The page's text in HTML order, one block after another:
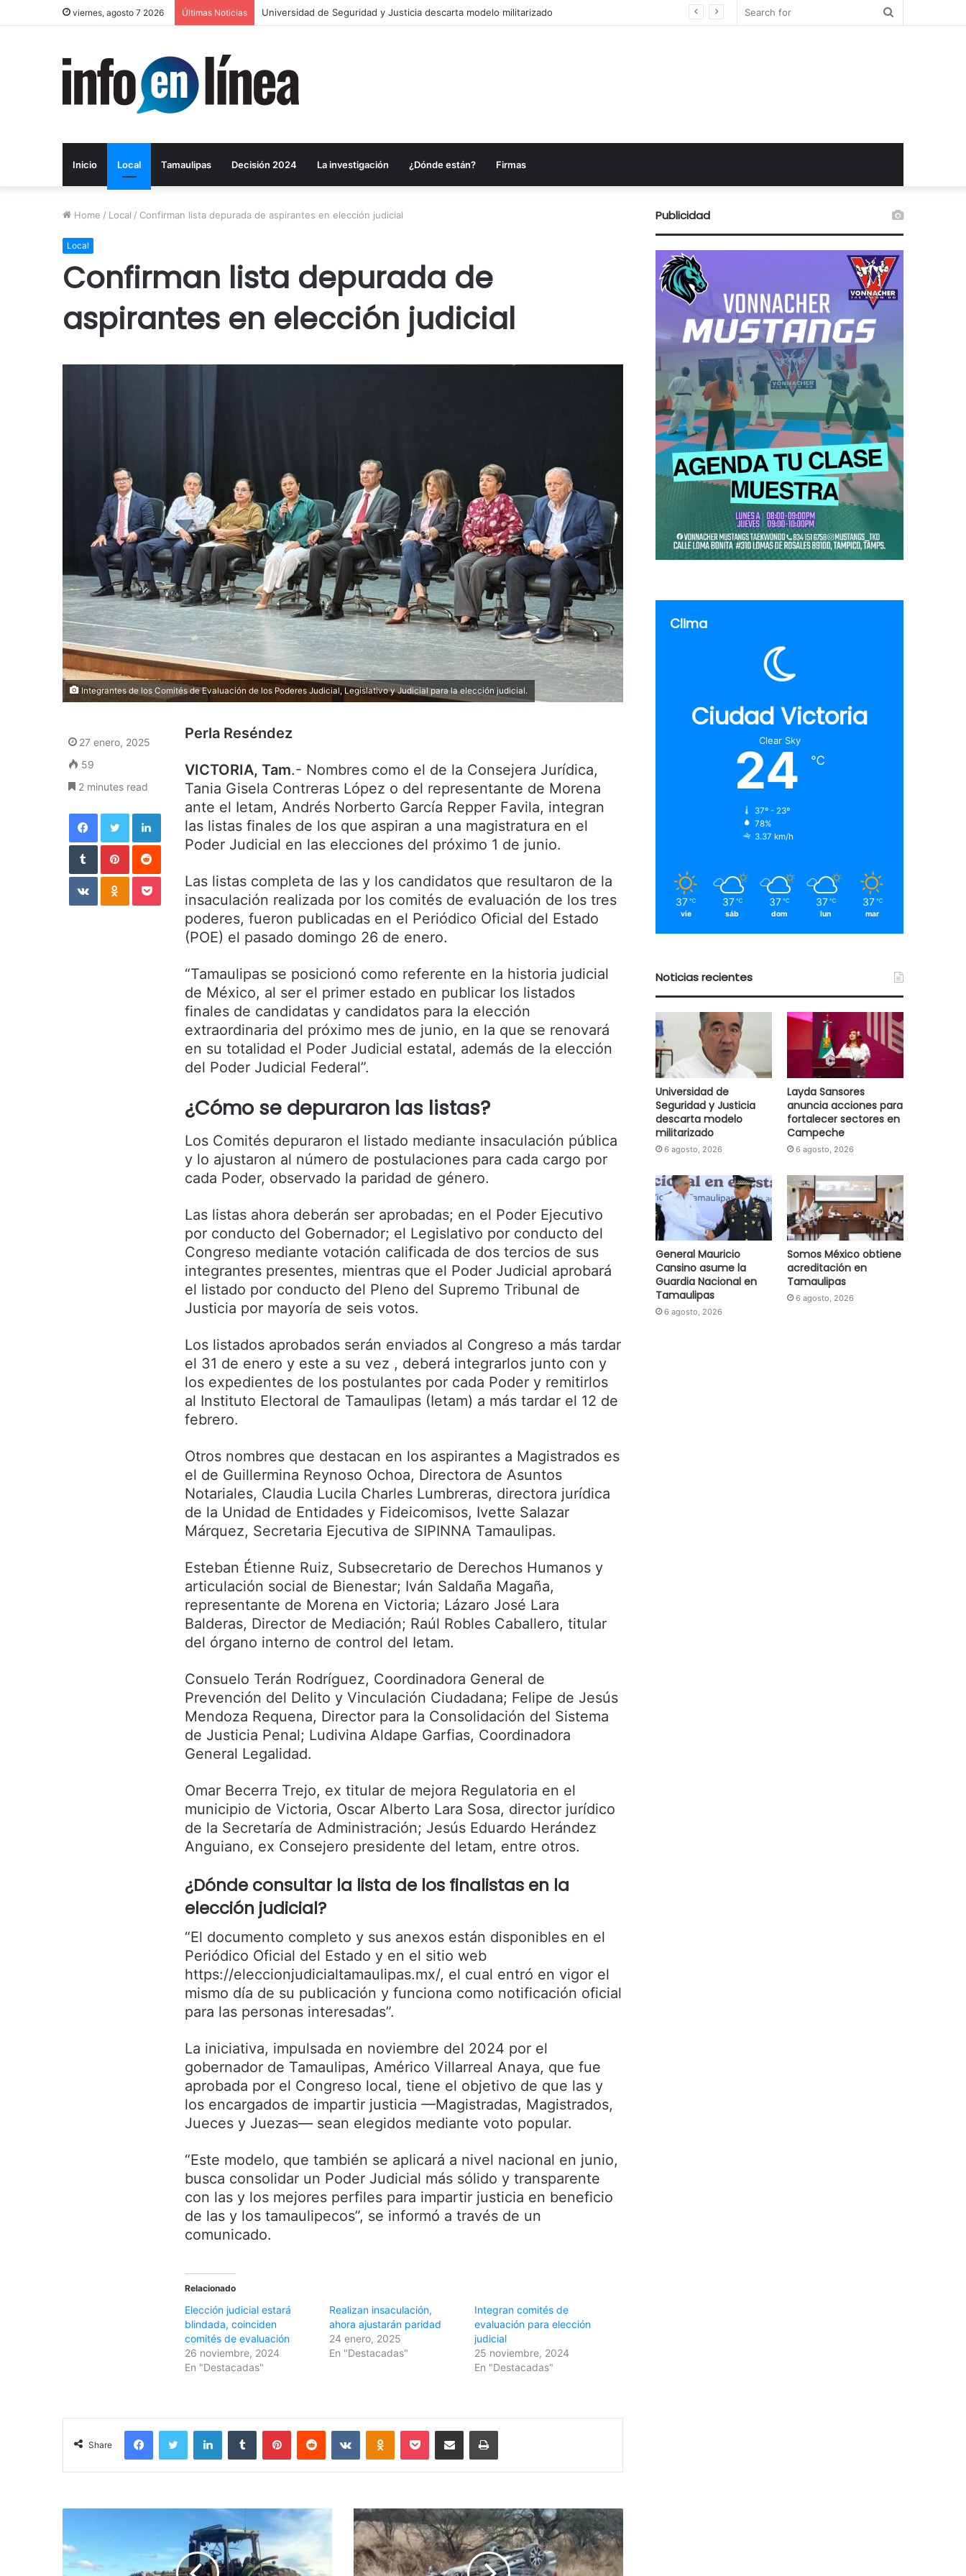
viernes, agosto 7 2026 Últimas Noticias Layda Sansores anuncia acciones para fortalecer sectores en Campeche
Inicio Local Tamaulipas Decisión 2024 La investigación ¿Dónde están? Firmas
Home / Local / Confirman lista depurada de aspirantes en elección judicial
Local
Confirman lista depurada de
aspirantes en elección judicial
Integrantes de los Comités de Evaluación de los Poderes Judicial, Legislativo y Judicial para la elección judicial.
Perla Reséndez
VICTORIA, Tam.- Nombres como el de la Consejera Jurídica,
Tania Gisela Contreras López o del representante de Morena
ante el Ietam, Andrés Norberto García Repper Favila, integran
las listas finales de los que aspiran a una magistratura en el
Poder Judicial en las elecciones del próximo 1 de junio.
Las listas completa de las y los candidatos que resultaron de la
insaculación realizada por los comités de evaluación de los tres
poderes, fueron publicadas en el Periódico Oficial del Estado
(POE) el pasado domingo 26 de enero.
“Tamaulipas se posicionó como referente en la historia judicial
de México, al ser el primer estado en publicar los listados
finales de candidatas y candidatos para la elección
extraordinaria del próximo mes de junio, en la que se renovará
en su totalidad el Poder Judicial estatal, además de la elección
del Poder Judicial Federal”.
¿Cómo se depuraron las listas?
Los Comités depuraron el listado mediante insaculación pública
y lo ajustaron al número de postulaciones para cada cargo por
cada Poder, observado la paridad de género.
Las listas ahora deberán ser aprobadas; en el Poder Ejecutivo
por conducto del Gobernador; el Legislativo por conducto del
Congreso mediante votación calificada de dos tercios de sus
integrantes presentes, mientras que el Poder Judicial aprobará
el listado por conducto del Pleno del Supremo Tribunal de
Justicia por mayoría de seis votos.
Los listados aprobados serán enviados al Congreso a más tardar
el 31 de enero y este a su vez , deberá integrarlos junto con y
los expedientes de los postulantes por cada Poder y remitirlos
al Instituto Electoral de Tamaulipas (Ietam) a más tardar el 12 de
febrero.
Otros nombres que destacan en los aspirantes a Magistrados es
el de Guillermina Reynoso Ochoa, Directora de Asuntos
Notariales, Claudia Lucila Charles Lumbreras, directora jurídica
de la Unidad de Entidades y Fideicomisos, Ivette Salazar
Márquez, Secretaria Ejecutiva de SIPINNA Tamaulipas.
Esteban Étienne Ruiz, Subsecretario de Derechos Humanos y
articulación social de Bienestar; Iván Saldaña Magaña,
representante de Morena en Victoria; Lázaro José Lara
Balderas, Director de Mediación; Raúl Robles Caballero, titular
del órgano interno de control del Ietam.
Consuelo Terán Rodríguez, Coordinadora General de
Prevención del Delito y Vinculación Ciudadana; Felipe de Jesús
Mendoza Requena, Director para la Consolidación del Sistema
de Justicia Penal; Ludivina Aldape Garfias, Coordinadora
General Legalidad.
Omar Becerra Trejo, ex titular de mejora Regulatoria en el
municipio de Victoria, Oscar Alberto Lara Sosa, director jurídico
de la Secretaría de Administración; Jesús Eduardo Herández
Anguiano, ex Consejero presidente del Ietam, entre otros.
¿Dónde consultar la lista de los finalistas en la
elección judicial?
“El documento completo y sus anexos están disponibles en el
Periódico Oficial del Estado y en el sitio web
https://eleccionjudicialtamaulipas.mx/, el cual entró en vigor el
mismo día de su publicación y funciona como notificación oficial
para las personas interesadas”.
La iniciativa, impulsada en noviembre del 2024 por el
gobernador de Tamaulipas, Américo Villarreal Anaya, que fue
aprobada por el Congreso local, tiene el objetivo de que las y
los encargados de impartir justicia —Magistradas, Magistrados,
Jueces y Juezas— sean elegidos mediante voto popular.
“Este modelo, que también se aplicará a nivel nacional en junio,
busca consolidar un Poder Judicial más sólido y transparente
con las y los mejores perfiles para impartir justicia en beneficio
de las y los tamaulipecos”, se informó a través de un
comunicado.
Relacionado
Elección judicial estará
blindada, coinciden
comités de evaluación
26 noviembre, 2024
En "Destacadas"
Realizan insaculación,
ahora ajustarán paridad
24 enero, 2025
En "Destacadas"
Integran comités de
evaluación para elección
judicial
25 noviembre, 2024
En "Destacadas"
27 enero, 2025
59
2 minutes read
Facebook Twitter LinkedIn
Tumblr Pinterest Reddit
VKontakte Odnoklassniki Pocket
Share
Publicidad
Clima
Ciudad Victoria
Clear Sky
24 ℃
37º - 23º
78%
3.37 km/h
37 ℃
vie
37 ℃
sáb
37 ℃
dom
37 ℃
lun
37 ℃
mar
Noticias recientes
Universidad de
Seguridad y Justicia
descarta modelo
militarizado
6 agosto, 2026
Layda Sansores
anuncia acciones para
fortalecer sectores en
Campeche
6 agosto, 2026
General Mauricio
Cansino asume la
Guardia Nacional en
Tamaulipas
6 agosto, 2026
Somos México obtiene
acreditación en
Tamaulipas
6 agosto, 2026